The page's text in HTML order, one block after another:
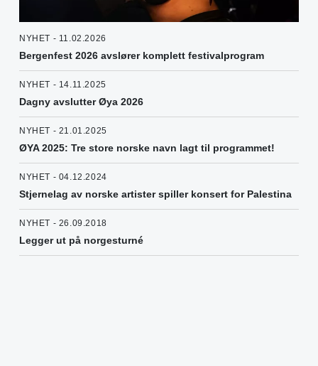
NYHET - 11.02.2026
Bergenfest 2026 avslører komplett festivalprogram
NYHET - 14.11.2025
Dagny avslutter Øya 2026
NYHET - 21.01.2025
ØYA 2025: Tre store norske navn lagt til programmet!
NYHET - 04.12.2024
Stjernelag av norske artister spiller konsert for Palestina
NYHET - 26.09.2018
Legger ut på norgesturné